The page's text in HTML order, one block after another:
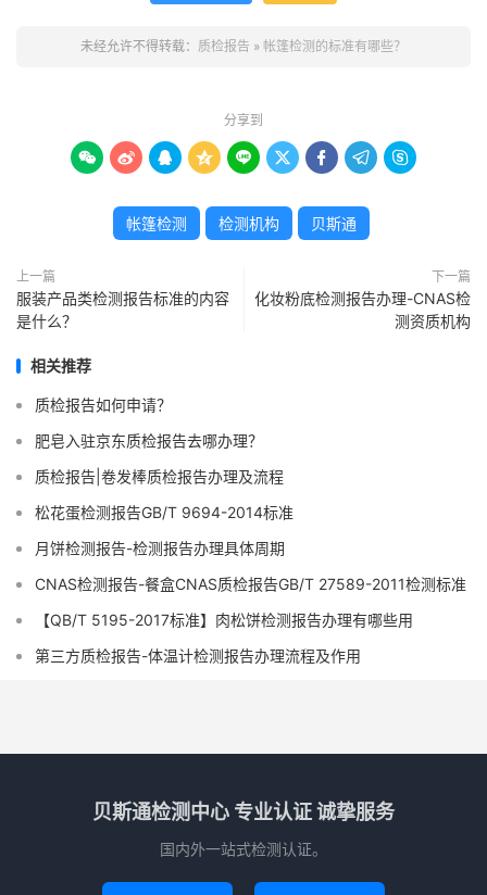
未经允许不得转载： 质检报告 » 帐篷检测的标准有哪些？
分享到
        
帐篷检测 检测机构 贝斯通
上一篇
服装产品类检测报告标准的内容
是什么？
下一篇
化妆粉底检测报告办理-CNAS检
测资质机构
相关推荐
质检报告如何申请？
肥皂入驻京东质检报告去哪办理？
质检报告|卷发棒质检报告办理及流程
松花蛋检测报告GB/T 9694-2014标准
月饼检测报告-检测报告办理具体周期
CNAS检测报告-餐盒CNAS质检报告GB/T 27589-2011检测标准
【QB/T 5195-2017标准】肉松饼检测报告办理有哪些用
第三方质检报告-体温计检测报告办理流程及作用
贝斯通检测中心 专业认证 诚挚服务
国内外一站式检测认证。